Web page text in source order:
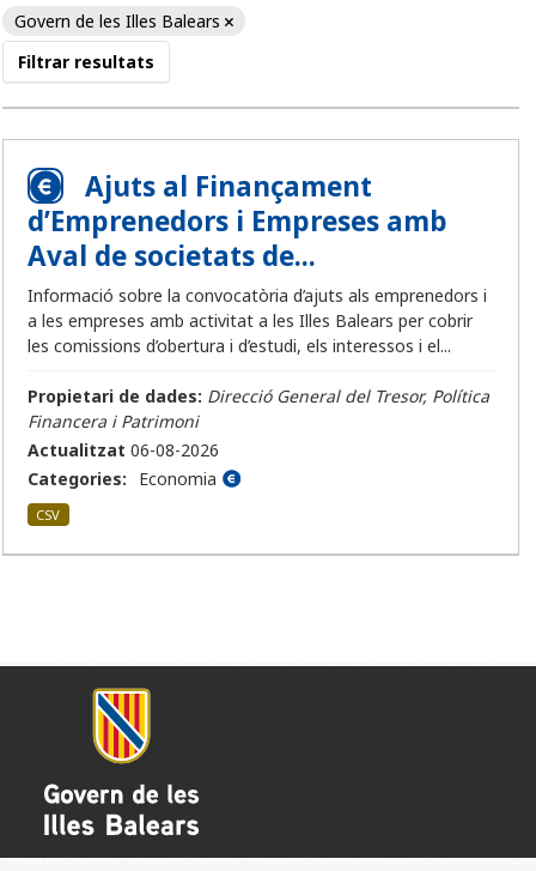
Govern de les Illes Balears
Filtrar resultats
Ajuts al Finançament
d’Emprenedors i Empreses amb
Aval de societats de...
Informació sobre la convocatòria d’ajuts als emprenedors i
a les empreses amb activitat a les Illes Balears per cobrir
les comissions d’obertura i d’estudi, els interessos i el...
Propietari de dades: Direcció General del Tresor, Política
Financera i Patrimoni
Actualitzat 06-08-2026
Categories:
Economia
CSV